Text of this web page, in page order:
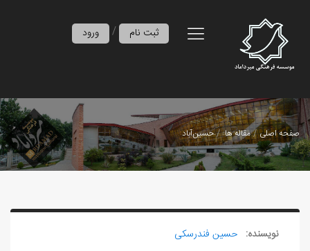
ورود / ثبت نام
صفحه اصلی مقاله ها حسین‌آباد
نویسنده: حسین فندرسکی